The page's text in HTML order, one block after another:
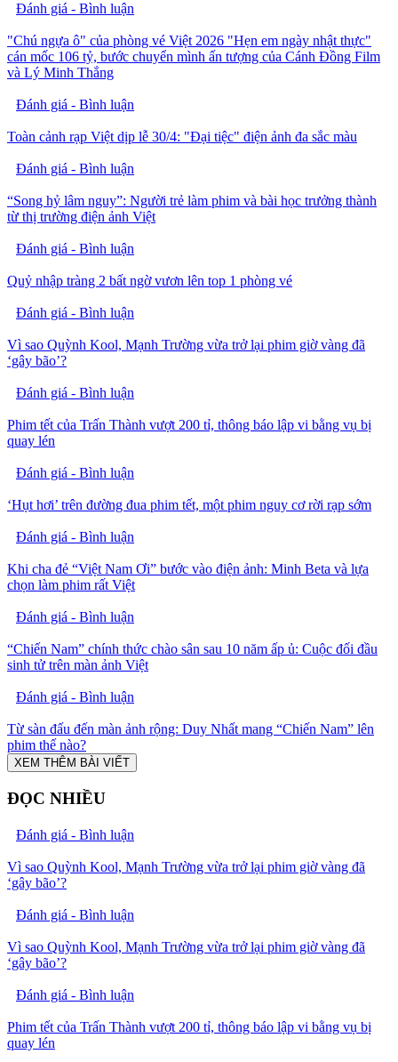
Đánh giá - Bình luận
"Chú ngựa ô" của phòng vé Việt 2026 "Hẹn em ngày nhật thực"
cán mốc 106 tỷ, bước chuyển mình ấn tượng của Cánh Đồng Film
và Lý Minh Thắng
Đánh giá - Bình luận
Toàn cảnh rạp Việt dịp lễ 30/4: "Đại tiệc" điện ảnh đa sắc màu
Đánh giá - Bình luận
“Song hỷ lâm nguy”: Người trẻ làm phim và bài học trưởng thành
từ thị trường điện ảnh Việt
Đánh giá - Bình luận
Quỷ nhập tràng 2 bất ngờ vươn lên top 1 phòng vé
Đánh giá - Bình luận
Vì sao Quỳnh Kool, Mạnh Trường vừa trở lại phim giờ vàng đã
‘gây bão’?
Đánh giá - Bình luận
Phim tết của Trấn Thành vượt 200 tỉ, thông báo lập vi bằng vụ bị
quay lén
Đánh giá - Bình luận
‘Hụt hơi’ trên đường đua phim tết, một phim nguy cơ rời rạp sớm
Đánh giá - Bình luận
Khi cha đẻ “Việt Nam Ơi” bước vào điện ảnh: Minh Beta và lựa
chọn làm phim rất Việt
Đánh giá - Bình luận
“Chiến Nam” chính thức chào sân sau 10 năm ấp ủ: Cuộc đối đầu
sinh tử trên màn ảnh Việt
Đánh giá - Bình luận
Từ sàn đấu đến màn ảnh rộng: Duy Nhất mang “Chiến Nam” lên
phim thế nào?
XEM THÊM BÀI VIẾT
ĐỌC NHIỀU
Đánh giá - Bình luận
Vì sao Quỳnh Kool, Mạnh Trường vừa trở lại phim giờ vàng đã
‘gây bão’?
Đánh giá - Bình luận
Vì sao Quỳnh Kool, Mạnh Trường vừa trở lại phim giờ vàng đã
‘gây bão’?
Đánh giá - Bình luận
Phim tết của Trấn Thành vượt 200 tỉ, thông báo lập vi bằng vụ bị
quay lén